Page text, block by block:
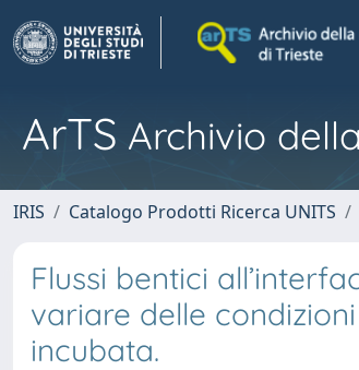
ArTS Archivio
IRIS Catalogo Prodotti Ricerca UNITS
Flussi bentici
variare delle
incubata.